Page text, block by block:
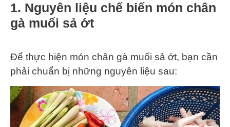
1. Nguyên liệu chế biến món chân
gà muối sả ớt
Để thực hiện món chân gà muối sả ớt, bạn cần
phải chuẩn bị những nguyên liệu sau: